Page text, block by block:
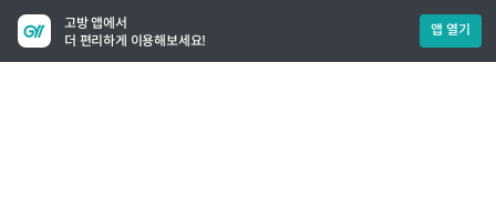
고방 앱에서
더 편리하게 이용해보세요!
앱 열기